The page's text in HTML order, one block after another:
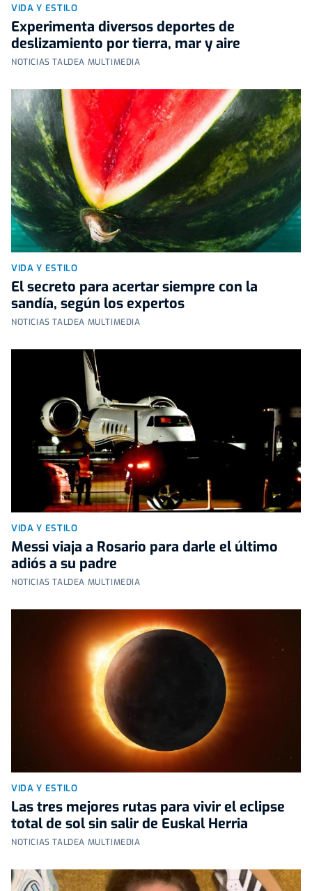
VIDA Y ESTILO
Experimenta diversos deportes de
deslizamiento por tierra, mar y aire
NOTICIAS TALDEA MULTIMEDIA
VIDA Y ESTILO
El secreto para acertar siempre con la
sandía, según los expertos
NOTICIAS TALDEA MULTIMEDIA
VIDA Y ESTILO
Messi viaja a Rosario para darle el último
adiós a su padre
NOTICIAS TALDEA MULTIMEDIA
VIDA Y ESTILO
Las tres mejores rutas para vivir el eclipse
total de sol sin salir de Euskal Herria
NOTICIAS TALDEA MULTIMEDIA